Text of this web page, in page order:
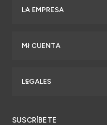
LA EMPRESA
MI CUENTA
LEGALES
SUSCRÍBETE